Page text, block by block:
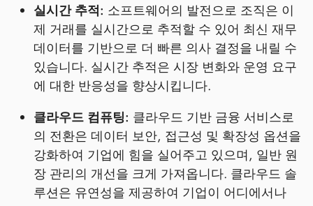
실시간 추적: 소프트웨어의 발전으로 조직은 이
제 거래를 실시간으로 추적할 수 있어 최신 재무
데이터를 기반으로 더 빠른 의사 결정을 내릴 수
있습니다. 실시간 추적은 시장 변화와 운영 요구
에 대한 반응성을 향상시킵니다.
클라우드 컴퓨팅: 클라우드 기반 금융 서비스로
의 전환은 데이터 보안, 접근성 및 확장성 옵션을
강화하여 기업에 힘을 실어주고 있으며, 일반 원
장 관리의 개선을 크게 가져옵니다. 클라우드 솔
루션은 유연성을 제공하여 기업이 어디에서나